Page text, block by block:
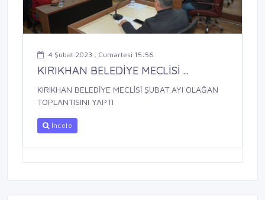
4 Şubat 2023 , Cumartesi 15:56
KIRIKHAN BELEDİYE MECLİSİ ...
KIRIKHAN BELEDİYE MECLİSİ ŞUBAT AYI OLAĞAN
TOPLANTISINI YAPTI
İncele